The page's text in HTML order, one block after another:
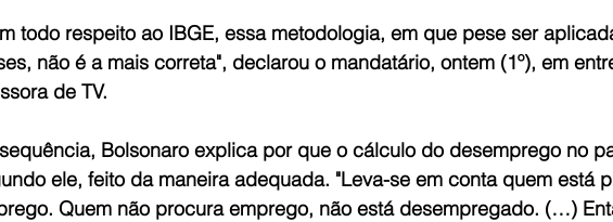
todo respeito ao IBGE, essa metodologia, em que pese ser
não é a mais correta", declarou o mandatário, ontem (1º), em
de TV.
Bolsonaro explica por que o cálculo do desemprego no
ele, feito da maneira adequada. "Leva-se em conta quem está
Quem não procura emprego, não está desempregado. (…)